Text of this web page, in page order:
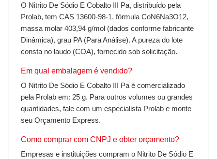
O Nitrito De Sódio E Cobalto III Pa, distribuído pela
Prolab, tem CAS 13600-98-1, fórmula CoN6Na3O12,
massa molar 403,94 g/mol (dados conforme fabricante
Dinâmica), grau PA (Para Análise). A pureza do lote
consta no laudo (COA), fornecido sob solicitação.
Em qual embalagem é vendido?
O Nitrito De Sódio E Cobalto III Pa é comercializado
pela Prolab em: 25 g. Para outros volumes ou grandes
quantidades, fale com um especialista Prolab e monte
seu Orçamento Express.
Como comprar com CNPJ e obter orçamento?
Empresas e instituições compram o Nitrito De Sódio E